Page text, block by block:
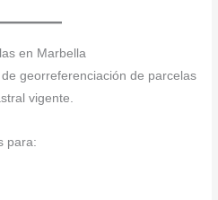
en Marbella
georreferenciación de parcelas
vigente.
para: